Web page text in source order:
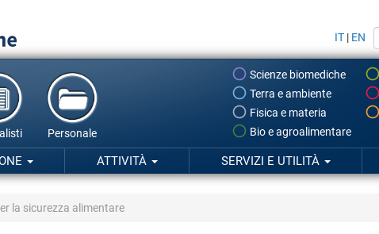
IT | EN
Scienze biomediche
Terra e ambiente
Fisica e materia
Bio e agroalimentare
Personale
ATTIVITÀ SERVIZI E UTILITÀ
la sicurezza alimentare